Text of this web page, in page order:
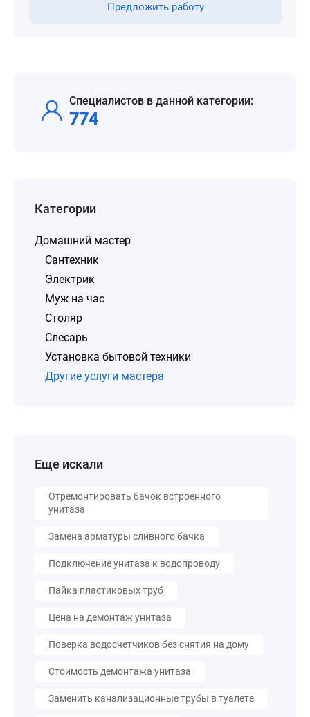
Предложить работу
Специалистов в данной категории:
774
Категории
Домашний мастер
Сантехник
Электрик
Муж на час
Столяр
Слесарь
Установка бытовой техники
Другие услуги мастера
Еще искали
Отремонтировать бачок встроенного
унитаза
Замена арматуры сливного бачка
Подключение унитаза к водопроводу
Пайка пластиковых труб
Цена на демонтаж унитаза
Поверка водосчетчиков без снятия на дому
Стоимость демонтажа унитаза
Заменить канализационные трубы в туалете